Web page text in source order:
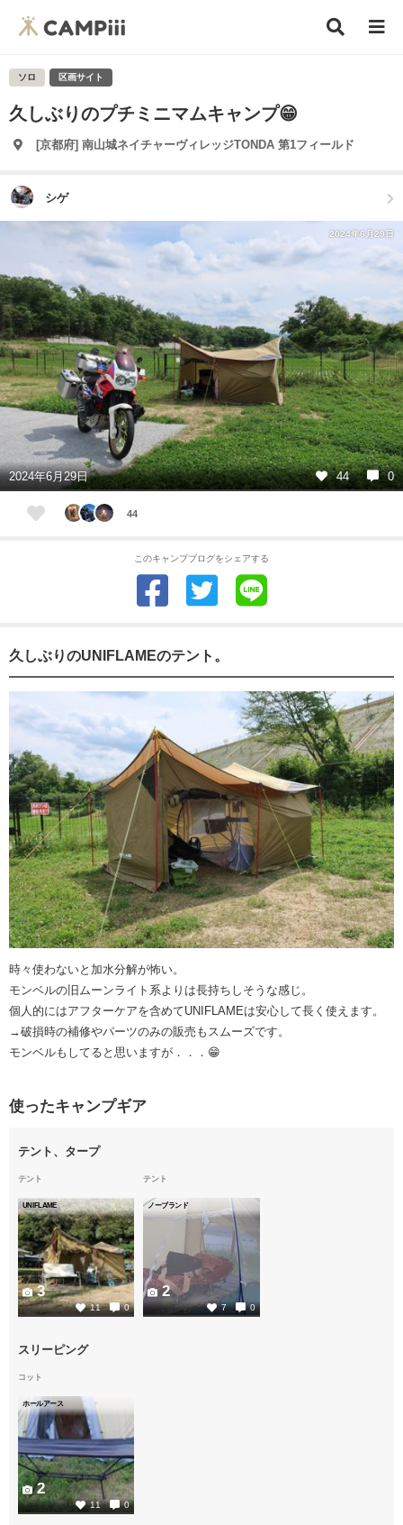
ソロ 区画サイト
久しぶりのプチミニマムキャンプ😁
[京都府] 南山城ネイチャーヴィレッジTONDA 第1フィールド
シゲ
2024年6月29日
2024年6月29日 44 0
44
このキャンプブログをシェアする
久しぶりのUNIFLAMEのテント。
時々使わないと加水分解が怖い。
モンベルの旧ムーンライト系よりは長持ちしそうな感じ。
個人的にはアフターケアを含めてUNIFLAMEは安心して長く使えます。
→破損時の補修やパーツのみの販売もスムーズです。
モンベルもしてると思いますが．．．😁
使ったキャンプギア
テント、タープ
テント
UNIFLAME
11 0
3
テント
ノーブランド
7 0
2
スリーピング
コット
ホールアース
11 0
2